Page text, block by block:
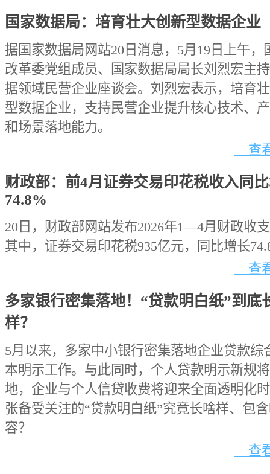
国家数据局：培育壮大创新型数据企业
据国家数据局网站20日消息，5月19日上午，
改革委党组成员、国家数据局局长刘烈宏主
据领域民营企业座谈会。刘烈宏表示，培育
型数据企业，支持民营企业提升核心技术、
和场景落地能力。
查
财政部：前4月证券交易印花税收入同
74.8%
20日，财政部网站发布2026年1—4月财政收
其中，证券交易印花税935亿元，同比增长
查
多家银行密集落地！“贷款明白纸”到底
样？
5月以来，多家中小银行密集落地企业贷款综
本明示工作。与此同时，个人贷款明示新规
地，企业与个人信贷收费将迎来全面透明化
张备受关注的“贷款明白纸”究竟长啥样、包
容？
查